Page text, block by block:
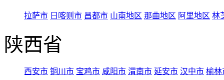
拉萨市 日喀则市 昌都市 山南地区 那曲地区 阿里地区 林
陕西省
西安市 铜川市 宝鸡市 咸阳市 渭南市 延安市 汉中市 榆林